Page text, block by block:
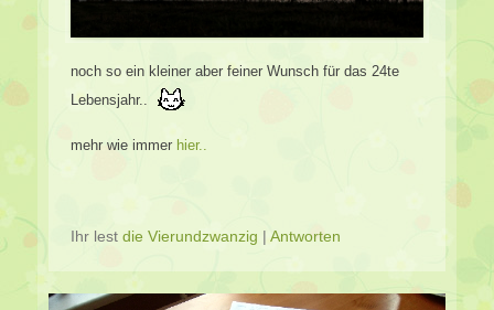
noch so ein kleiner aber feiner Wunsch für das 24te
Lebensjahr..
mehr wie immer hier..
Ihr lest die Vierundzwanzig | Antworten